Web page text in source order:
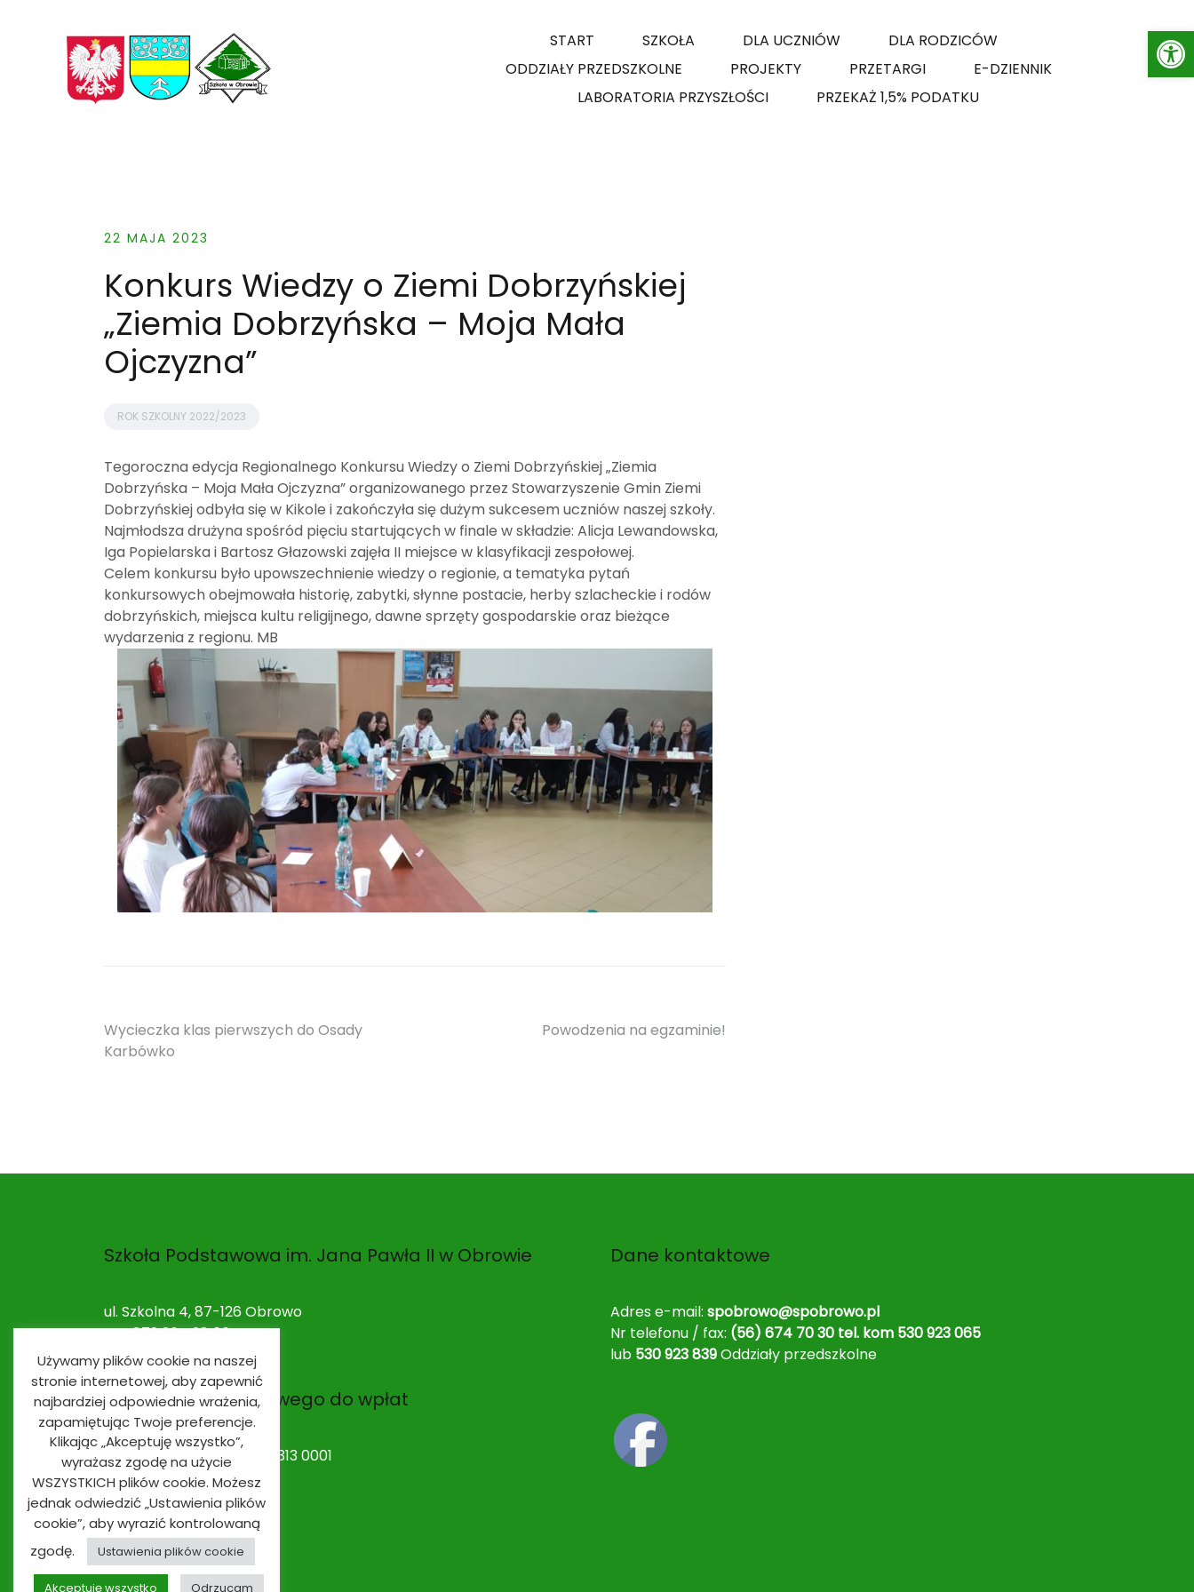
START SZKOŁA DLA UCZNIÓW
DLA RODZICÓW
ODDZIAŁY PRZEDSZKOLNE
PROJEKTY PRZETARGI
E-DZIENNIK
LABORATORIA PRZYSZŁOŚCI
PRZEKAŻ 1,5% PODATKU
22 MAJA 2023
Konkurs Wiedzy o Ziemi Dobrzyńskiej
„Ziemia Dobrzyńska – Moja Mała
Ojczyzna”
ROK SZKOLNY 2022/2023
Tegoroczna edycja Regionalnego Konkursu Wiedzy o Ziemi Dobrzyńskiej „Ziemia
Dobrzyńska – Moja Mała Ojczyzna” organizowanego przez Stowarzyszenie Gmin Ziemi
Dobrzyńskiej odbyła się w Kikole i zakończyła się dużym sukcesem uczniów naszej szkoły.
Najmłodsza drużyna spośród pięciu startujących w finale w składzie: Alicja Lewandowska,
Iga Popielarska i Bartosz Głazowski zajęła II miejsce w klasyfikacji zespołowej.
Celem konkursu było upowszechnienie wiedzy o regionie, a tematyka pytań
konkursowych obejmowała historię, zabytki, słynne postacie, herby szlacheckie i rodów
dobrzyńskich, miejsca kultu religijnego, dawne sprzęty gospodarskie oraz bieżące
wydarzenia z regionu. MB
Nawigacja
wpisu
Wycieczka klas pierwszych do Osady
Karbówko
Powodzenia na egzaminie!
Szkoła Podstawowa im. Jana Pawła II w Obrowie
ul. Szkolna 4, 87-126 Obrowo
NIP: 879 264 28 00
Nr rachunku bankowego do wpłat
53 9491 0003 0020 0010 2313 0001
Dane kontaktowe
Adres e-mail: spobrowo@spobrowo.pl
Nr telefonu / fax: (56) 674 70 30 tel. kom 530 923 065
lub 530 923 839Oddziały przedszkolne
Używamy plików cookie na naszej
stronie internetowej, aby zapewnić
najbardziej odpowiednie wrażenia,
zapamiętując Twoje preferencje.
Klikając „Akceptuję wszystko”,
wyrażasz zgodę na użycie
WSZYSTKICH plików cookie. Możesz
jednak odwiedzić „Ustawienia plików
cookie”, aby wyrazić kontrolowaną
zgodę.
Ustawienia plików cookie
Akceptuję wszystko Odrzucam